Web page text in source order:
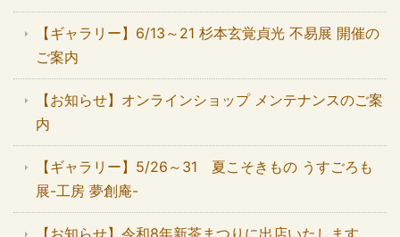
【ギャラリー】6/13～21 杉本玄覚貞光 不易展 開催の
ご案内
【お知らせ】オンラインショップ メンテナンスのご案
内
【ギャラリー】5/26～31 夏こそきもの うすごろも
展-工房 夢創庵-
【お知らせ】令和8年新茶まつりに出店いたします